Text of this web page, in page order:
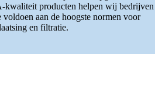
kwaliteit producten helpen wij bedrijven
voldoen aan de hoogste normen voor
en filtratie.